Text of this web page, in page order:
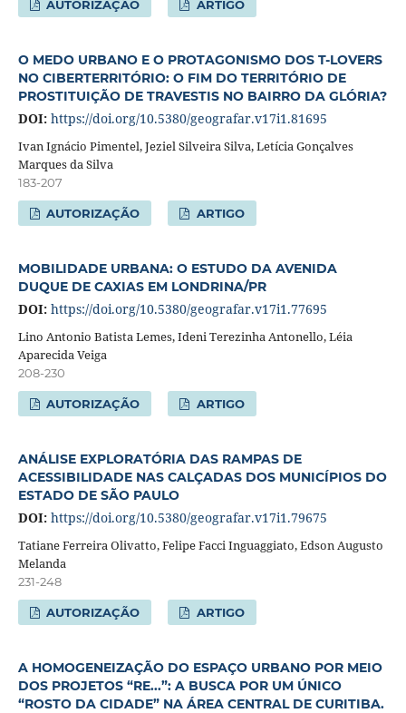
AUTORIZAÇÃO ARTIGO
O MEDO URBANO E O PROTAGONISMO DOS T-LOVERS
NO CIBERTERRITÓRIO: O FIM DO TERRITÓRIO DE
PROSTITUIÇÃO DE TRAVESTIS NO BAIRRO DA GLÓRIA?
DOI: https://doi.org/10.5380/geografar.v17i1.81695
Ivan Ignácio Pimentel, Jeziel Silveira Silva, Letícia Gonçalves
Marques da Silva
183-207
AUTORIZAÇÃO ARTIGO
MOBILIDADE URBANA: O ESTUDO DA AVENIDA
DUQUE DE CAXIAS EM LONDRINA/PR
DOI: https://doi.org/10.5380/geografar.v17i1.77695
Lino Antonio Batista Lemes, Ideni Terezinha Antonello, Léia
Aparecida Veiga
208-230
AUTORIZAÇÃO ARTIGO
ANÁLISE EXPLORATÓRIA DAS RAMPAS DE
ACESSIBILIDADE NAS CALÇADAS DOS MUNICÍPIOS DO
ESTADO DE SÃO PAULO
DOI: https://doi.org/10.5380/geografar.v17i1.79675
Tatiane Ferreira Olivatto, Felipe Facci Inguaggiato, Edson Augusto
Melanda
231-248
AUTORIZAÇÃO ARTIGO
A HOMOGENEIZAÇÃO DO ESPAÇO URBANO POR MEIO
DOS PROJETOS “RE...”: A BUSCA POR UM ÚNICO
“ROSTO DA CIDADE” NA ÁREA CENTRAL DE CURITIBA.